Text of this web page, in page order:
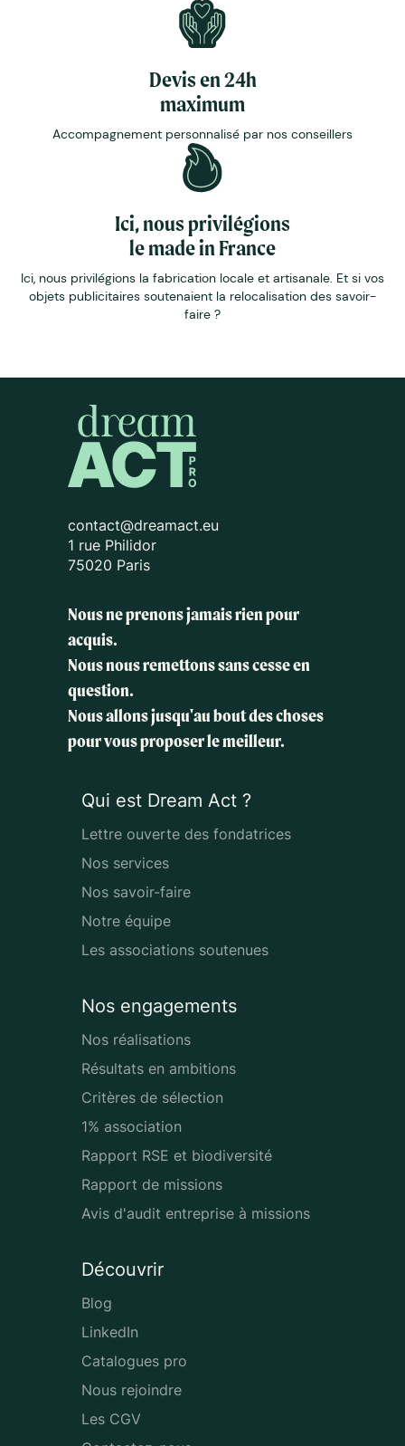
Devis en 24h
maximum
Accompagnement personnalisé par nos conseillers
Ici, nous privilégions
le made in France
Ici, nous privilégions la fabrication locale et artisanale. Et si vos
objets publicitaires soutenaient la relocalisation des savoir-
faire ?
contact@dreamact.eu
1 rue Philidor
75020 Paris
Nous ne prenons jamais rien pour
acquis.
Nous nous remettons sans cesse en
question.
Nous allons jusqu'au bout des choses
pour vous proposer le meilleur.
Qui est Dream Act ?
Lettre ouverte des fondatrices
Nos services
Nos savoir-faire
Notre équipe
Les associations soutenues
Nos engagements
Nos réalisations
Résultats en ambitions
Critères de sélection
1% association
Rapport RSE et biodiversité
Rapport de missions
Avis d'audit entreprise à missions
Découvrir
Blog
LinkedIn
Catalogues pro
Nous rejoindre
Les CGV